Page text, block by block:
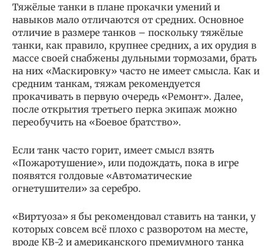
Тяжёлые танки в плане прокачки умений и
навыков мало отличаются от средних. Основное
отличие в размере танков – поскольку тяжёлые
танки, как правило, крупнее средних, а их орудия в
массе своей снабжены дульными тормозами, брать
на них «Маскировку» часто не имеет смысла. Как и
средним танкам, тяжам рекомендуется
прокачивать в первую очередь «Ремонт». Далее,
после открытия третьего перка экипаж можно
переобучить на «Боевое братство».
Если танк часто горит, имеет смысл взять
«Пожаротушение», или подождать, пока в игре
появятся голдовые «Автоматические
огнетушители» за серебро.
«Виртуоза» я бы рекомендовал ставить на танки, у
которых совсем всё плохо с разворотом на месте,
вроде КВ-2 и американского премиумного танка